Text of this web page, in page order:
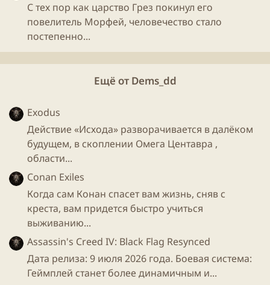
С тех пор как царство Грез покинул его
повелитель Морфей, человечество стало
постепенно...
Ещё от Dems_dd
Exodus
Действие «Исхода» разворачивается в далёком
будущем, в скоплении Омега Центавра ,
области...
Conan Exiles
Когда сам Конан спасет вам жизнь, сняв с
креста, вам придется быстро учиться
выживанию...
Assassin's Creed IV: Black Flag Resynced
Дата релиза: 9 июля 2026 года. Боевая система:
Геймплей станет более динамичным и...